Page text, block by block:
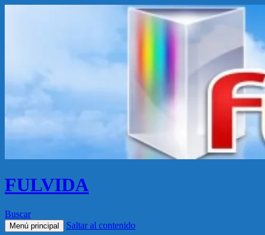
FULVIDA
Buscar
Menú principal Saltar al contenido